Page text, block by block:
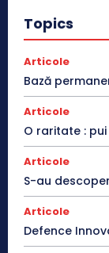
Topics
Articole
Bază
Articole
O raritate :
Articole
S-au
Articole
Defence